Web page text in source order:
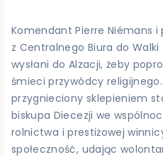
Komendant Pierre Niémans
z Centralnego Biura do
wysłani do Alzacji, żeby
śmieci przywódcy
przygnieciony sklepieniem
biskupa Diecezji we
rolnictwa i prestiżowej
społeczność, udając